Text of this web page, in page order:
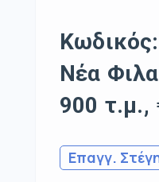
Νέα
900 τ.μ.,
Επαγγ.